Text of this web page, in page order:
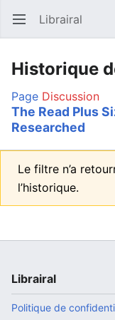
Ouvrir le menu principal Librairal
Historique
Page Discussion
The Read Plus
Researched
Le filtre n’a
l’historique.
Librairal
Politique de